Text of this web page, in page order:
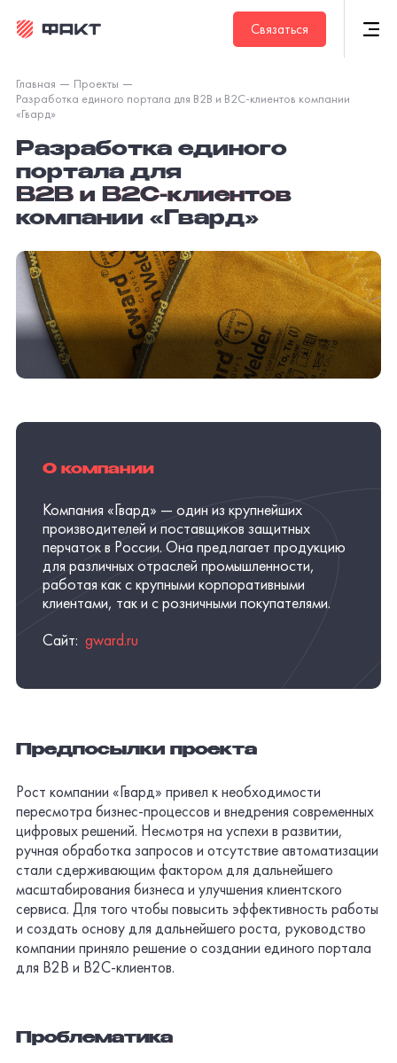
Связаться
Главная
Проекты
Разработка единого портала для B2B и B2C-клиентов компании
«Гвард»
Разработка единого
портала для
B2B и B2C-клиентов
компании «Гвард»
О компании
Компания «Гвард» — один из крупнейших
производителей и поставщиков защитных
перчаток в России. Она предлагает продукцию
для различных отраслей промышленности,
работая как с крупными корпоративными
клиентами, так и с розничными покупателями.
Сайт: gward.ru
Предпосылки проекта
Рост компании «Гвард» привел к необходимости
пересмотра бизнес-процессов и внедрения современных
цифровых решений. Несмотря на успехи в развитии,
ручная обработка запросов и отсутствие автоматизации
стали сдерживающим фактором для дальнейшего
масштабирования бизнеса и улучшения клиентского
сервиса. Для того чтобы повысить эффективность работы
и создать основу для дальнейшего роста, руководство
компании приняло решение о создании единого портала
для B2B и B2C-клиентов.
Проблематика